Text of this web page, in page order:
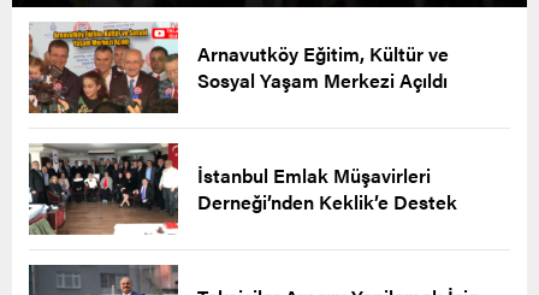
Arnavutköy Eğitim, Kültür ve
Sosyal Yaşam Merkezi Açıldı
İstanbul Emlak Müşavirleri
Derneği’nden Keklik’e Destek